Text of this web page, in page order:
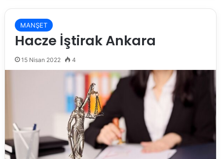
MANŞET
Hacze İştirak Ankara
15 Nisan 2022 4